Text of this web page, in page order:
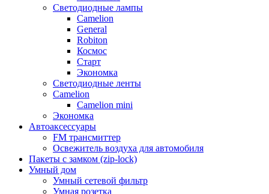
Светодиодные лампы
Camelion
General
Robiton
Космос
Старт
Экономка
Светодиодные ленты
Camelion
Camelion mini
Экономка
Автоаксессуары
FM трансмиттер
Освежитель воздуха для автомобиля
Пакеты с замком (zip-lock)
Умный дом
Умный сетевой фильтр
Умная розетка